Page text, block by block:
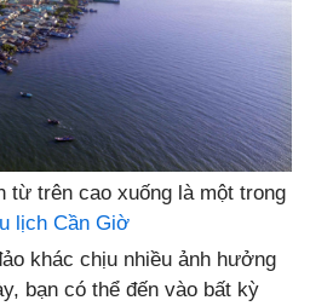
từ trên cao xuống là một trong
lịch Cần Giờ
khác chịu nhiều ảnh hưởng
bạn có thể đến vào bất kỳ